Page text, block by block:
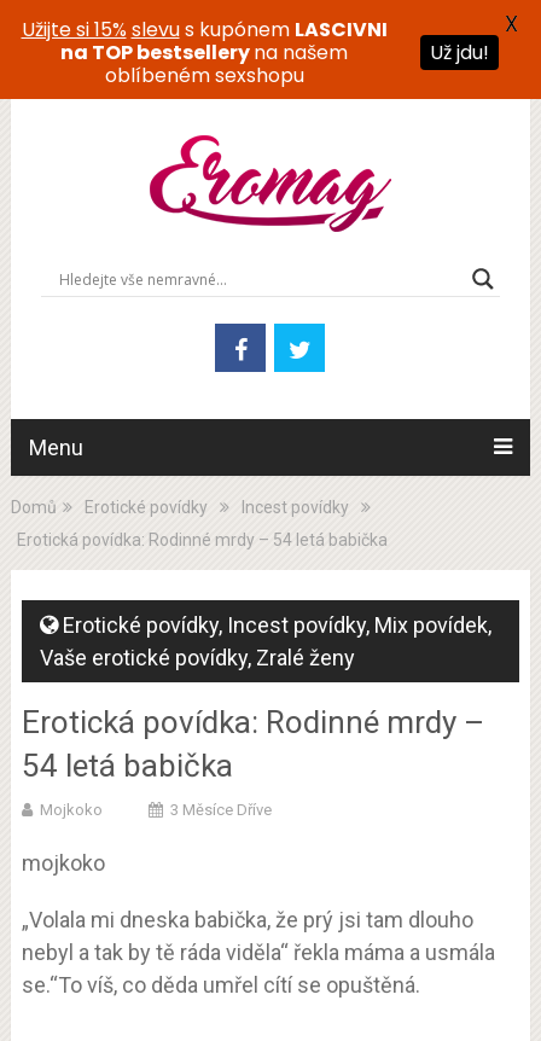
Menu
Domů Erotické povídky
Incest povídky
Erotická povídka: Rodinné mrdy – 54 letá babička
Erotické povídky, Incest povídky, Mix povídek,
Vaše erotické povídky, Zralé ženy
Erotická povídka: Rodinné mrdy –
54 letá babička
Mojkoko 3 Měsíce Dříve
mojkoko
„Volala mi dneska babička, že prý jsi tam dlouho
nebyl a tak by tě ráda viděla“ řekla máma a usmála
se.“To víš, co děda umřel cítí se opuštěná.
Užijte si 15%slevus kupónem LASCIVNI
na TOP bestselleryna našem
oblíbeném sexshopu
Už jdu!
X